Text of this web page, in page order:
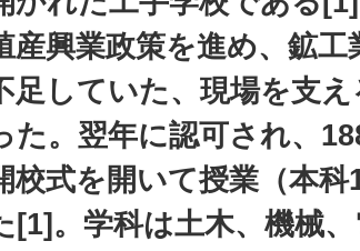
産興業政策を進め、鉱
足していた、現場を支
た。翌年に認可され、
校式を開いて授業（本
[1]。学科は土木、機械